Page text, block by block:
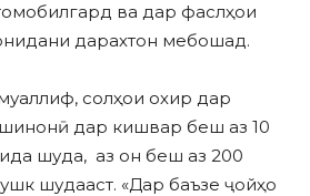
ва дар фаслҳои
дарахтон мебошад.
солҳои охир дар
дар кишвар беш аз 10
шуда, аз он беш аз 200
шудааст. «Дар баъзе ҷойҳо